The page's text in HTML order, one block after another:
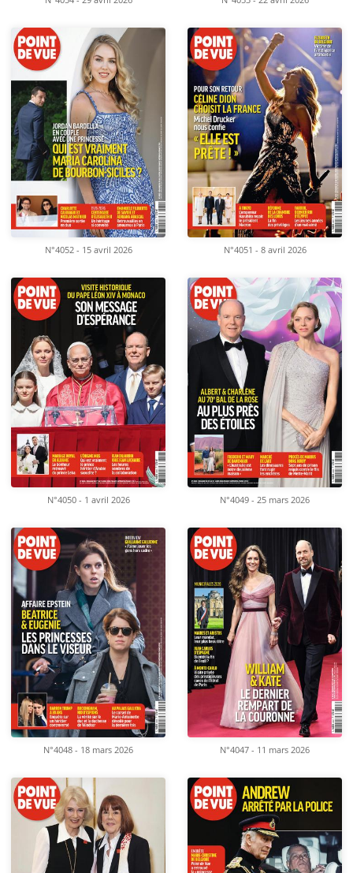
N°4052 - 15 avril 2026 N°4051 - 8 avril 2026
N°4050 - 1 avril 2026 N°4049 - 25 mars 2026
N°4048 - 18 mars 2026 N°4047 - 11 mars 2026